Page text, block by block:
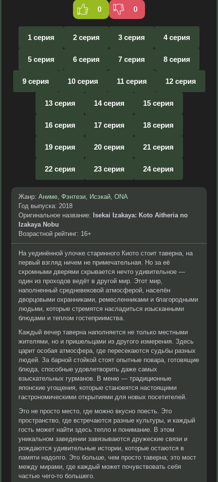
0 0
1 серия 2 серия 3 серия 4 серия
5 серия 6 серия 7 серия 8 серия
9 серия 10 серия 11 серия 12 серия
13 серия 14 серия 15 серия
16 серия 17 серия 18 серия
19 серия 20 серия 21 серия
22 серия 23 серия 24 серия
Жанр: Аниме, Фэнтези, Исэкай, ONA
Год выпуска: 2018
Оригинальное название: Isekai Izakaya: Koto Aitheria no
Izakaya Nobu
Возрастной рейтинг: 16+
На уединённой улочке старинного Киото стоит таверна, на
первый взгляд ничем не примечательная. Но за её
скромными дверями скрывается нечто удивительное —
один из проходов ведёт в другой мир. Этот мир,
наполненный средневековой атмосферой, населён
дворцовыми охранниками, ремесленниками и благородными
людьми, которые стремятся насладиться изысканными
блюдами и теплом гостеприимства.
Каждый вечер таверна наполняется не только местными
жителями, но и пришельцами из другого измерения. Здесь
царит особая атмосфера, где пересекаются судьбы разных
людей. За барной стойкой стоят опытные повара, готовящие
блюда, способные удовлетворить даже самых
взыскательных гурманов. В меню — традиционные
японские угощения, которые становятся настоящими
гастрономическими открытиями для новых посетителей.
Это не просто место, где можно вкусно поесть. Это
пространство, где встречаются разные культуры, и каждый
гость может найти здесь тепло и понимание. В этом
уникальном заведении завязываются дружеские связи и
рождаются удивительные истории, которые остаются в
памяти надолго. Это больше, чем просто таверна; это мост
между мирами, где каждый может почувствовать себя
частью чего-то большего.